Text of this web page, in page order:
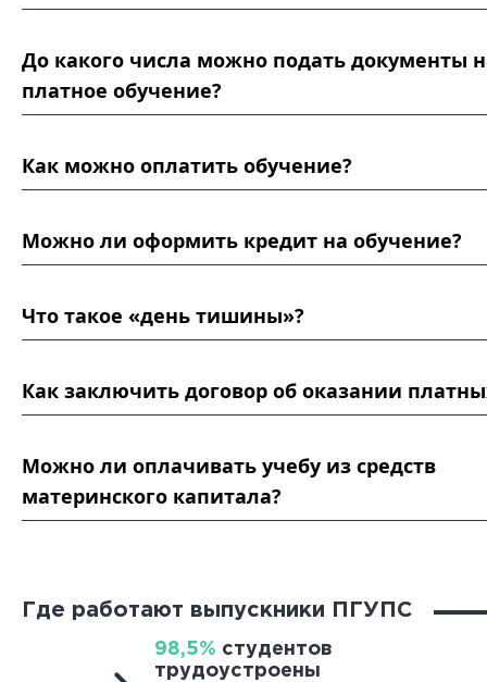
До какого числа можно подать документы
платное обучение?
Как можно оплатить обучение?
Можно ли оформить кредит на обучение?
Что такое «день тишины»?
Как заключить договор об оказании
Можно ли оплачивать учебу из средств
материнского капитала?
Где работают выпускники ПГУПС
98,5% студентов
трудоустроены